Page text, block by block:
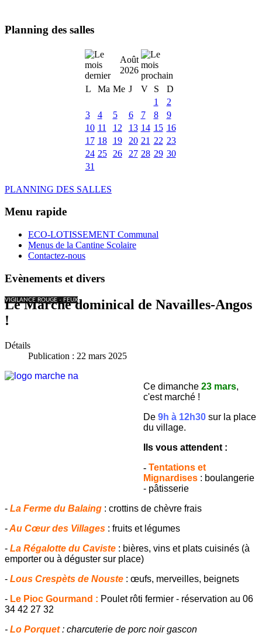
Planning des salles
Août
2026
L
Ma Me J V S
D
1
2
3
4 5 6 7 8
9
10 11 12 13 14 15 16
17 18 19 20 21 22 23
24 25 26 27 28 29 30
31
PLANNING DES SALLES
Menu rapide
ECO-LOTISSEMENT Communal
Menus de la Cantine Scolaire
Contactez-nous
Evènements et divers
VIGILANCE ROUGE - FEUX
Le Marché dominical de Navailles-Angos
!
Détails
Publication : 22 mars 2025
Ce dimanche 23 mars,
c'est marché !
De 9h à 12h30 sur la place
du village.
Ils vous attendent :
- Tentations et
Mignardises : boulangerie
- pâtisserie
- La Ferme du Balaing : crottins de chèvre frais
-Au Cœur des Villages : fruits et légumes
- La Régalotte du Caviste : bières, vins et plats cuisinés (à
emporter ou à déguster sur place)
- Lous Crespèts de Nouste : œufs, merveilles, beignets
- Le Pioc Gourmand : Poulet rôti fermier - réservation au 06
34 42 27 32
- Lo Porquet: charcuterie de porc noir gascon